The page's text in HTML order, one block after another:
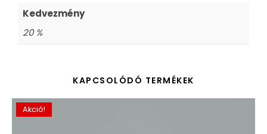
Kedvezmény
20 %
KAPCSOLÓDÓ TERMÉKEK
Akció!